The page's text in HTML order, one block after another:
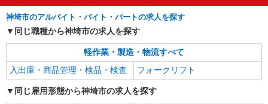
神埼市のアルバイト・バイト・パートの求人を探す
同じ職種から神埼市の求人を探す
軽作業・製造・物流すべて
入出庫・商品管理・検品・検査
フォークリフト
同じ雇用形態から神埼市の求人を探す